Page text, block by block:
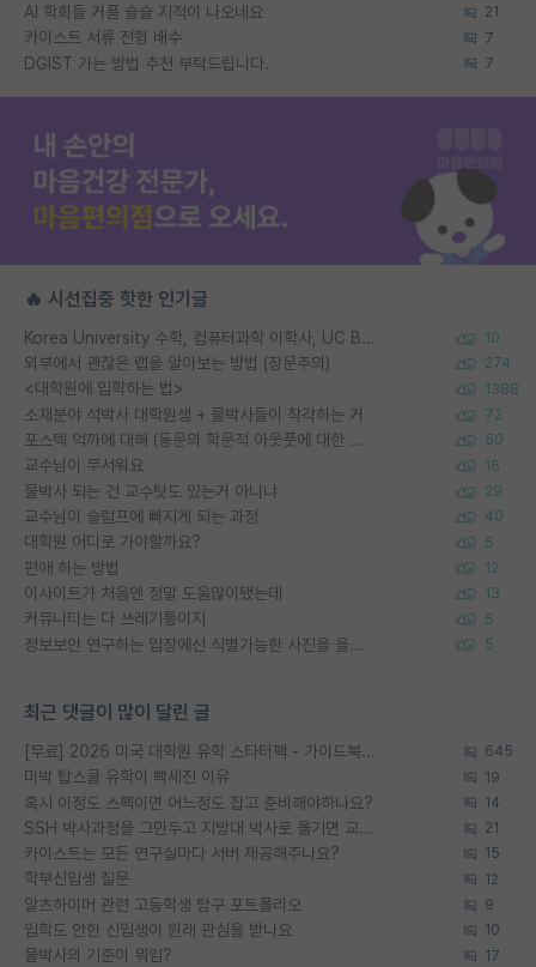
AI 학회들 거품 슬슬 지적이 나오네요 21
카이스트 서류 전형 배수 7
DGIST 가는 방법 추천 부탁드립니다. 7
🔥 시선집중 핫한 인기글
Korea University 수학, 컴퓨터과학 이학사, UC Berkeley 산업공학 대학원 공학박사가 되는 것은 쉽지 않겠죠? 10
외부에서 괜찮은 랩을 알아보는 방법 (장문주의) 274
<대학원에 입학하는 법> 1388
소재분야 석박사 대학원생 + 물박사들이 착각하는 거 72
포스텍 억까에 대해 (동문의 학문적 아웃풋에 대한 반박) 50
교수님이 무서워요 16
물박사 되는 건 교수탓도 있는거 아니냐 29
교수님이 슬럼프에 빠지게 되는 과정 40
대학원 어디로 가야할까요? 5
편애 하는 방법 12
이사이트가 처음엔 정말 도움많이됐는데 13
커뮤니티는 다 쓰레기통이지 5
정보보안 연구하는 입장에선 식별가능한 사진을 올리는건 비추이긴함 5
최근 댓글이 많이 달린 글
[무료] 2026 미국 대학원 유학 스타터팩 - 가이드북 & 합격자 컨택메일 템플릿 645
미박 탑스쿨 유학이 빡세진 이유 19
혹시 이정도 스펙이면 어느정도 잡고 준비해야하나요? 14
SSH 박사과정을 그만두고 지방대 박사로 옮기면 교수의 꿈은 끝일까요? 21
카이스트는 모든 연구실마다 서버 제공해주나요? 15
학부신입생 질문 12
알츠하이머 관련 고등학생 탐구 포트폴리오 9
입학도 안한 신입생이 원래 관심을 받나요 10
물박사의 기준이 뭐임? 17